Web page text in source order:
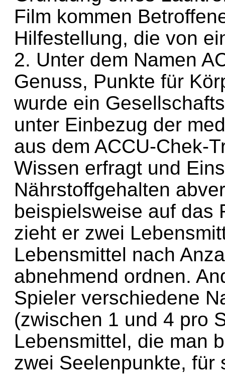
Film kommen
Hilfestellung, die von
2. Unter dem Namen
Genuss, Punkte für
wurde ein
unter Einbezug der
aus dem ACCU-Chek-
Wissen erfragt und
Nährstoffgehalten
beispielsweise auf das
zieht er zwei
Lebensmittel nach
abnehmend ordnen.
Spieler verschiedene
(zwischen 1 und 4 pro
Lebensmittel, die man
zwei Seelenpunkte, für